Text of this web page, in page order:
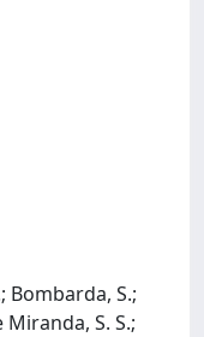
Bombarda, S.;
Miranda, S. S.;